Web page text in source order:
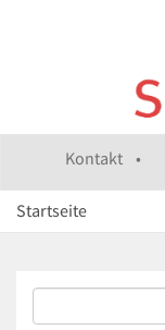
Kontakt •
Startseite